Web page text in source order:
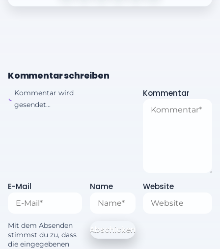
Kommentar schreiben
Kommentar wird
gesendet...
Kommentar
E-Mail Name Website
Mit dem Absenden
stimmst du zu, dass
die eingegebenen